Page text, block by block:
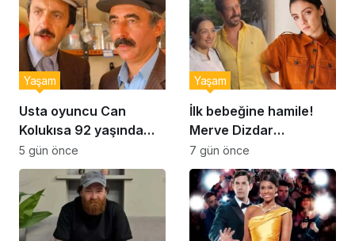
Usta oyuncu Can
Kolukısa 92 yaşında
hayatını kaybetti
Yaşam
5 gün önce
İlk bebeğine hamile!
Merve Dizdar
sessizliğini bozdu: ‘İsim
bulmak çok zor’
Yaşam
7 gün önce